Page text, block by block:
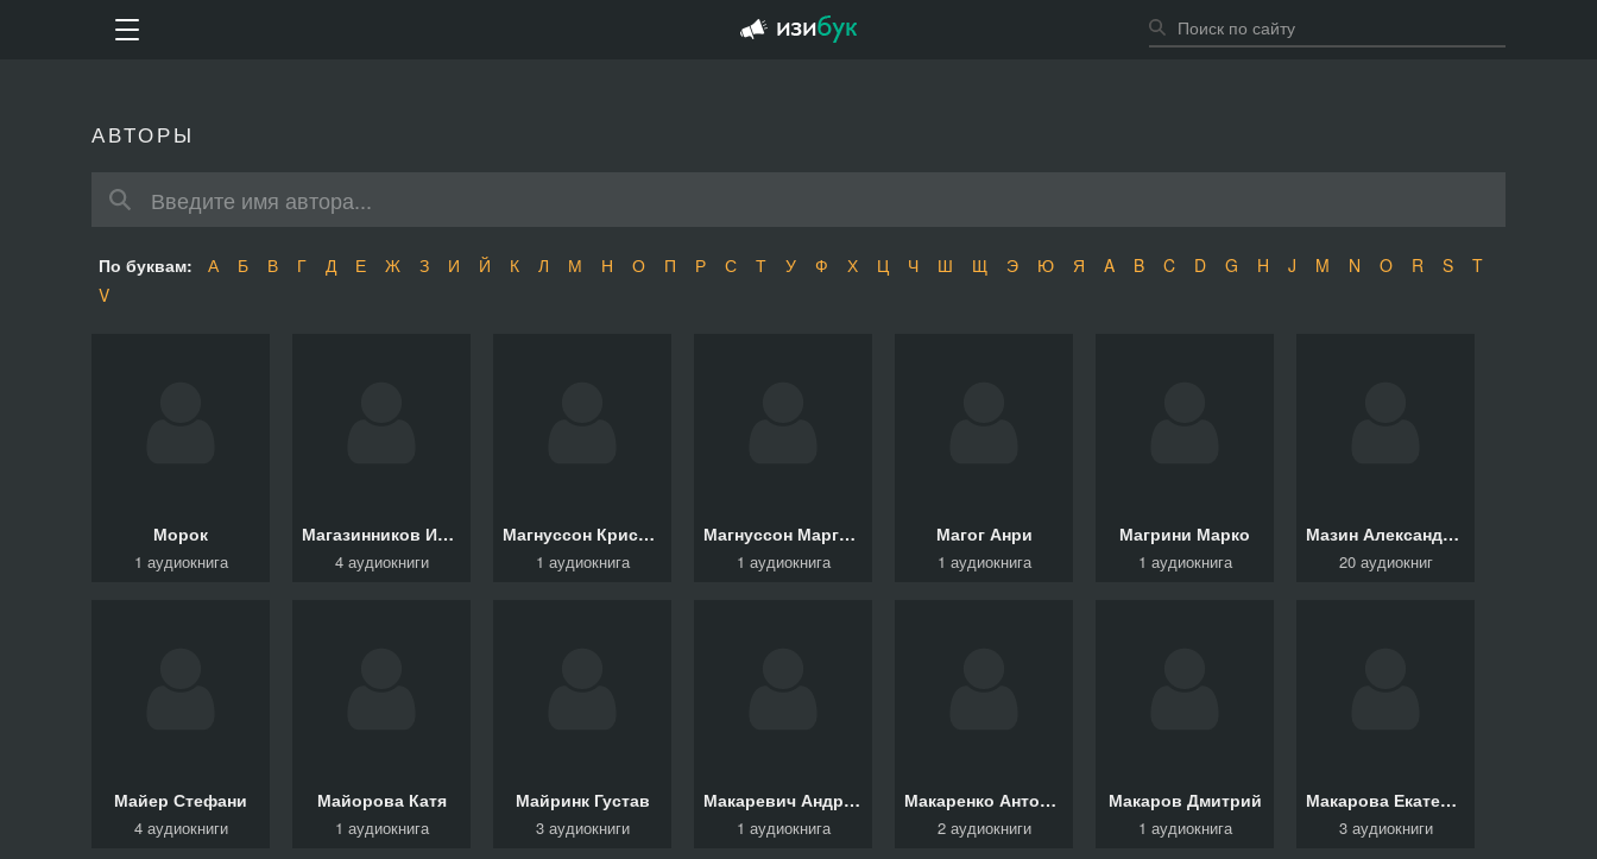
АВТОРЫ
По буквам: А Б В Г Д Е Ж З И Й К Л М Н О П Р С Т У Ф Х Ц Ч Ш Щ Э Ю Я A B C D G H J M N O R S
T
V
Морок
1 аудиокнига
Магазинников Иван
4 аудиокниги
Магнуссон Кристоф
1 аудиокнига
Магнуссон Маргарета
1 аудиокнига
Магог Анри
1 аудиокнига
Магрини Марко
1 аудиокнига
Мазин Александр В.
20 аудиокниг
Майер Стефани
4 аудиокниги
Майорова Катя
1 аудиокнига
Майринк Густав
3 аудиокниги
Макаревич Андрей
1 аудиокнига
Макаренко Антон С.
2 аудиокниги
Макаров Дмитрий
1 аудиокнига
Макарова Екатерина
3 аудиокниги